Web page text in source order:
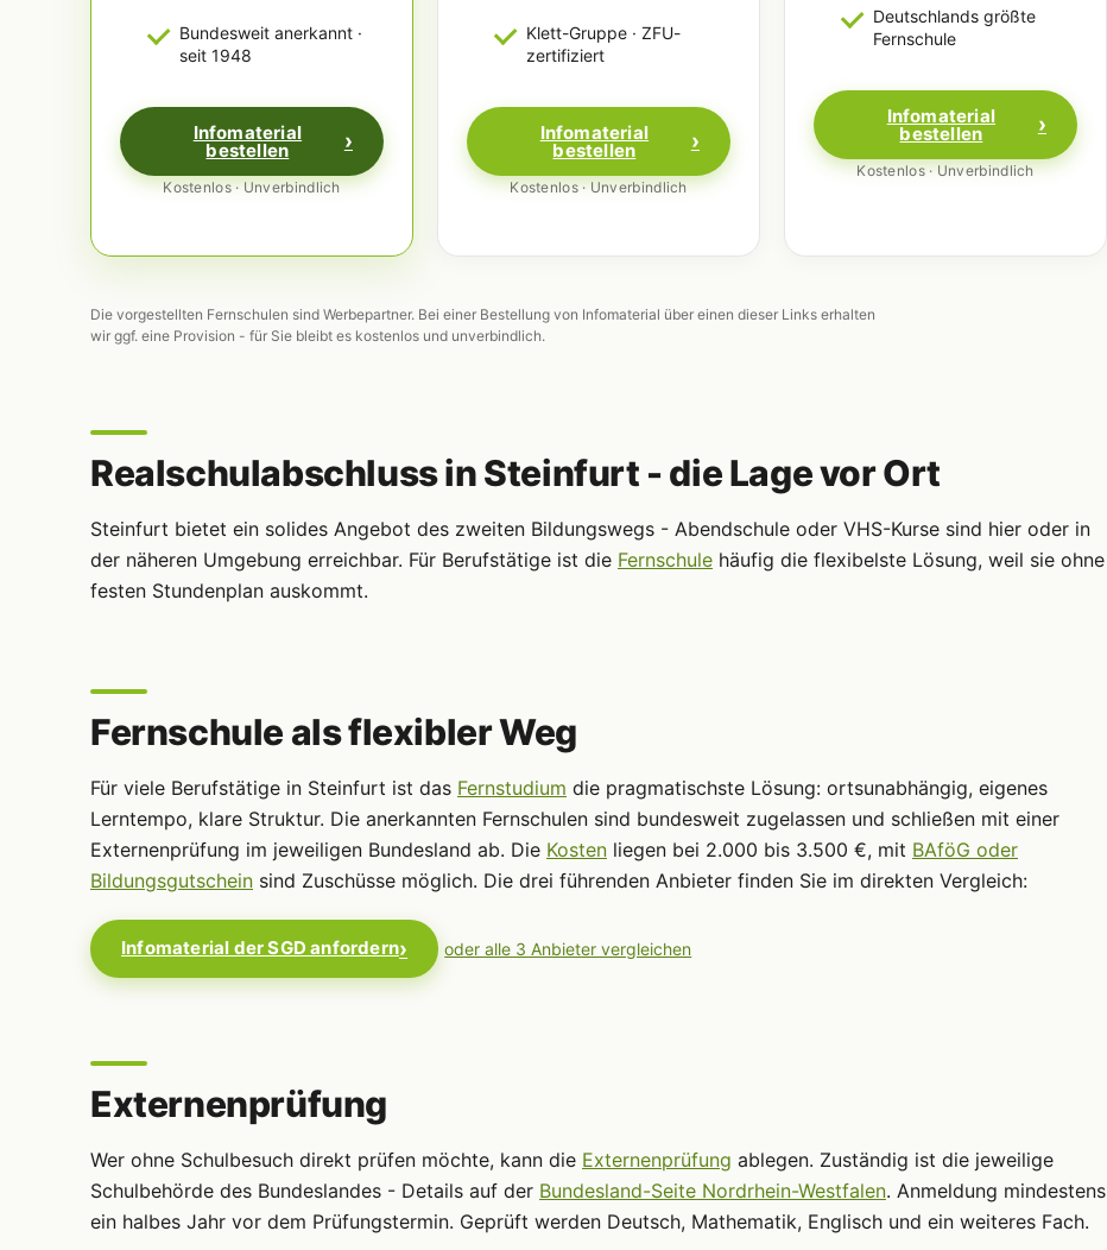
Bundesweit anerkannt ·
seit 1948
Infomaterial
bestellen
Kostenlos · Unverbindlich
Klett-Gruppe · ZFU-
zertifiziert
Infomaterial
bestellen
Kostenlos · Unverbindlich
Deutschlands größte
Fernschule
Infomaterial
bestellen
Kostenlos · Unverbindlich
Die vorgestellten Fernschulen sind Werbepartner. Bei einer Bestellung von Infomaterial über einen dieser Links erhalten
wir ggf. eine Provision - für Sie bleibt es kostenlos und unverbindlich.
Realschulabschluss in Steinfurt - die Lage vor Ort
Steinfurt bietet ein solides Angebot des zweiten Bildungswegs - Abendschule oder VHS-Kurse sind hier oder in
der näheren Umgebung erreichbar. Für Berufstätige ist die Fernschule häufig die flexibelste Lösung, weil sie ohne
festen Stundenplan auskommt.
Fernschule als flexibler Weg
Für viele Berufstätige in Steinfurt ist das Fernstudium die pragmatischste Lösung: ortsunabhängig, eigenes
Lerntempo, klare Struktur. Die anerkannten Fernschulen sind bundesweit zugelassen und schließen mit einer
Externenprüfung im jeweiligen Bundesland ab. Die Kosten liegen bei 2.000 bis 3.500 €, mit BAföG oder
Bildungsgutschein sind Zuschüsse möglich. Die drei führenden Anbieter finden Sie im direkten Vergleich:
Infomaterial der SGD anfordern oder alle 3 Anbieter vergleichen
Externenprüfung
Wer ohne Schulbesuch direkt prüfen möchte, kann die Externenprüfung ablegen. Zuständig ist die jeweilige
Schulbehörde des Bundeslandes - Details auf der Bundesland-Seite Nordrhein-Westfalen. Anmeldung mindestens
ein halbes Jahr vor dem Prüfungstermin. Geprüft werden Deutsch, Mathematik, Englisch und ein weiteres Fach.